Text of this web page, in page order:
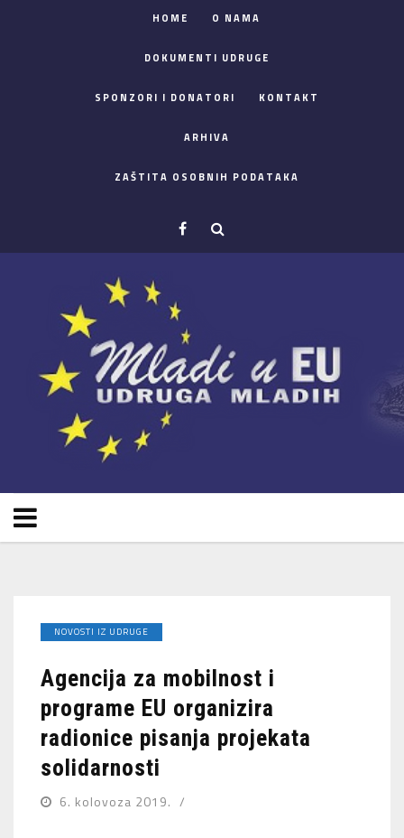
HOME O NAMA
DOKUMENTI UDRUGE
SPONZORI I DONATORI KONTAKT
ARHIVA
ZAŠTITA OSOBNIH PODATAKA
NOVOSTI IZ UDRUGE
Agencija za mobilnost i
programe EU organizira
radionice pisanja projekata
solidarnosti
6. kolovoza 2019.